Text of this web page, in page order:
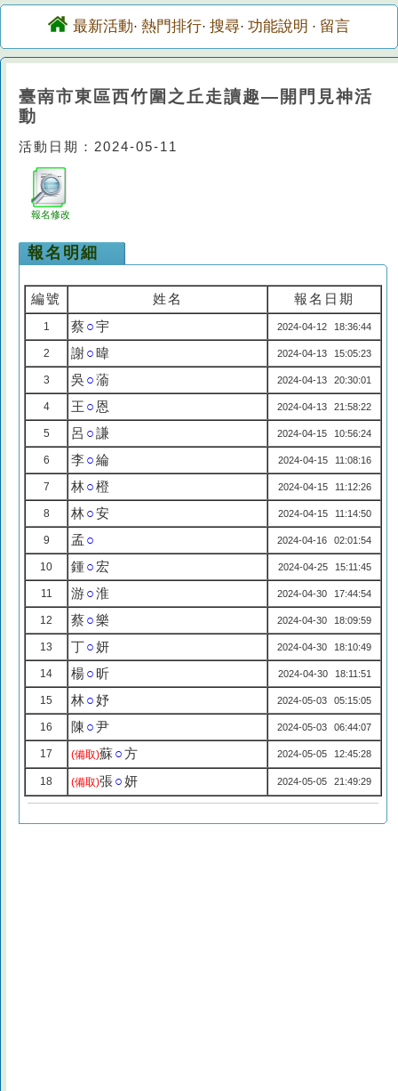
最新活動· 熱門排行· 搜尋· 功能說明 · 留言
臺南市東區西竹圍之丘走讀趣—開門見神活
動
活動日期：2024-05-11
報名修改
報名明細
編號 姓名 報名日期
1 蔡○宇 2024-04-12 18:36:44
2 謝○ 暐 2024-04-13 15:05:23
3 吳 ○蕍 2024-04-13 20:30:01
4 王 ○ 恩 2024-04-13 21:58:22
5 呂 ○謙 2024-04-15 10:56:24
6 李○綸 2024-04-15 11:08:16
7 林○橙 2024-04-15 11:12:26
8 林○安 2024-04-15 11:14:50
9 孟 ○ 2024-04-16 02:01:54
10 鍾○ 宏 2024-04-25 15:11:45
11 游○淮 2024-04-30 17:44:54
12 蔡○樂 2024-04-30 18:09:59
13 丁○妍 2024-04-30 18:10:49
14 楊○ 昕 2024-04-30 18:11:51
15 林○妤 2024-05-03 05:15:05
16 陳 ○尹 2024-05-03 06:44:07
17 (備取)蘇○方 2024-05-05 12:45:28
18 (備取)張○妍 2024-05-05 21:49:29